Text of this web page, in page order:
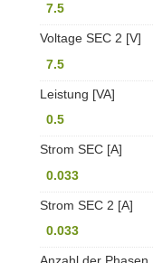
7.5
Voltage SEC 2 [V]
7.5
Leistung [VA]
0.5
Strom SEC [A]
0.033
Strom SEC 2 [A]
0.033